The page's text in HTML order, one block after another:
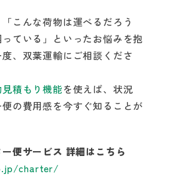
こんな荷物は運べるだろう
ている」といったお悩みを抱
、双葉運輸にご相談くださ
見積もり機能を使えば、状況
の費用感を今すぐ知ることが
便サービス 詳細はこちら
charter/